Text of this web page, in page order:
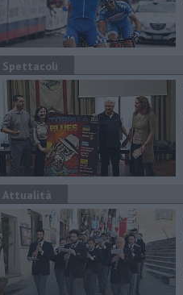
Spettacoli
Attualità